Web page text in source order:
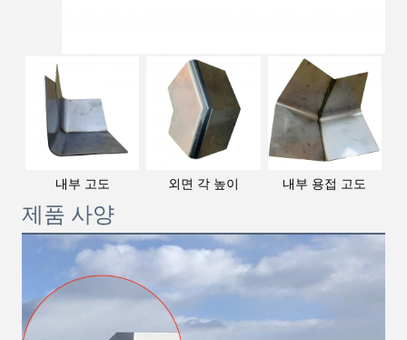
내부 고도 외면 각 높이 내부 용접 고도
제품 사양